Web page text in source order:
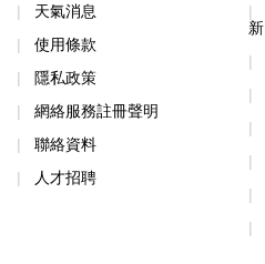
天氣消息
使用條款
隱私政策
網絡服務註冊聲明
聯絡資料
人才招聘
新